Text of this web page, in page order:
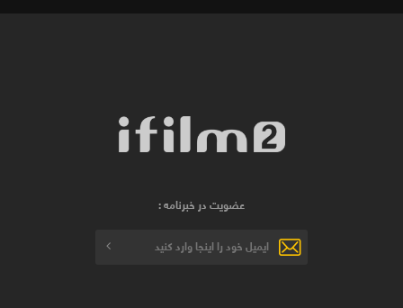
عضویت در خبرنامه :